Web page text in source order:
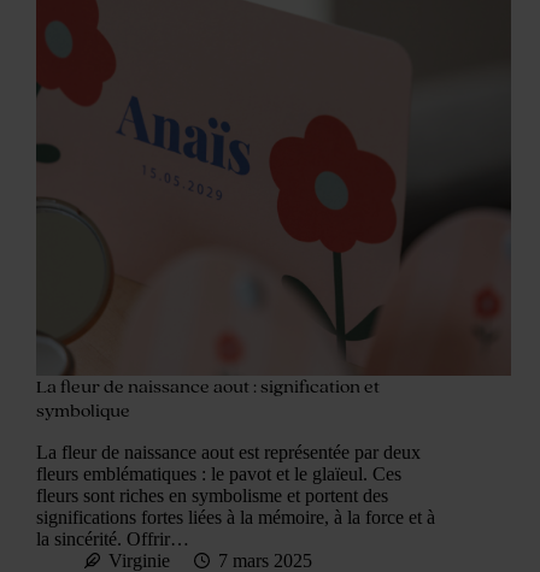
La fleur de naissance aout : signification et
symbolique
La fleur de naissance aout est représentée par deux
fleurs emblématiques : le pavot et le glaïeul. Ces
fleurs sont riches en symbolisme et portent des
significations fortes liées à la mémoire, à la force et à
la sincérité. Offrir…
Virginie
7 mars 2025